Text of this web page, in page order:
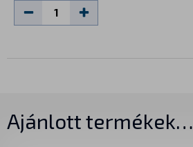
Ajánlott termékek…